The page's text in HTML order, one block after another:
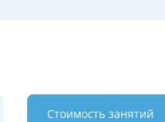
Стоимость занятий